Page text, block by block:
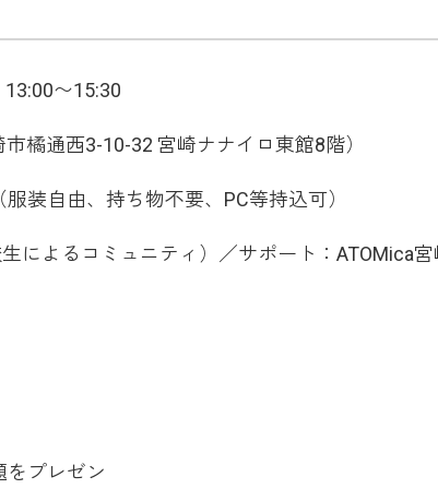
〜15:30
橘通西3-10-32 宮崎ナナイロ東館8階）
装自由、持ち物不要、PC等持込可）
によるコミュニティ）／サポート：ATOMica宮
をプレゼン